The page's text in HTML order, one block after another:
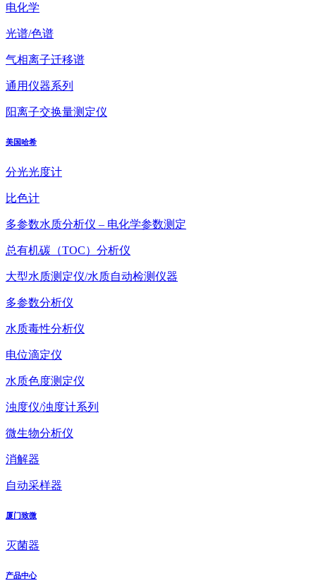
电化学
光谱/色谱
气相离子迁移谱
通用仪器系列
阳离子交换量测定仪
美国哈希
分光光度计
比色计
多参数水质分析仪 – 电化学参数测定
总有机碳（TOC）分析仪
大型水质测定仪/水质自动检测仪器
多参数分析仪
水质毒性分析仪
电位滴定仪
水质色度测定仪
浊度仪/浊度计系列
微生物分析仪
消解器
自动采样器
厦门致微
灭菌器
产品中心